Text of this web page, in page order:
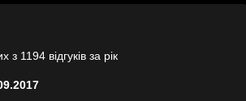
з 1194 відгуків за рік